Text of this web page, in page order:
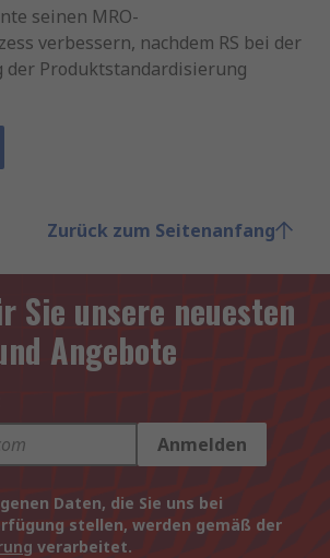
seinen MRO-
verbessern, nachdem RS bei der
Produktstandardisierung
Zurück zum Seitenanfang
Sie unsere neuesten
Angebote
Anmelden
Daten, die Sie uns bei
stellen, werden gemäß der
verarbeitet.